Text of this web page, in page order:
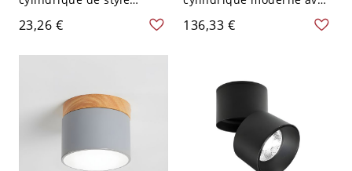
asiatique avec abat-jour
blanc - 110 V-120 V 7,62
cm Chaud
23,26 €
abat-jour blanc pour
usage résidentiel - Blanc
136,33 €